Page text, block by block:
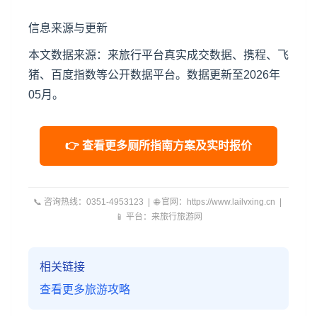
信息来源与更新
本文数据来源：来旅行平台真实成交数据、携程、飞
猪、百度指数等公开数据平台。数据更新至2026年
05月。
👉 查看更多厕所指南方案及实时报价
📞 咨询热线：0351-4953123 | 🌐 官网：https://www.lailvxing.cn |
📱 平台：来旅行旅游网
相关链接
查看更多旅游攻略